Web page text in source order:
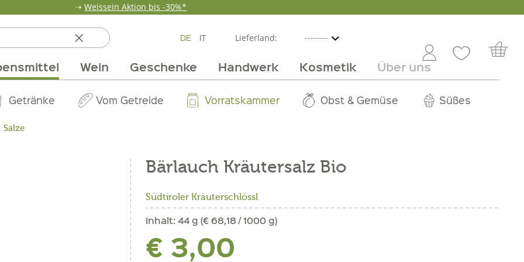
➝Weissein Aktion bis -30%*
DE IT Lieferland:
Wein Geschenke Handwerk Kosmetik Über uns
Erdbeerzeit Wandern
Getränke Vom Getreide Vorratskammer Obst & Gemüse Süßes
Anlass Weinpakete Weine im Angebot
Verpackungen
& Öle Team Unsere Märkte Pur Exclusive Online Großhandel Service Jobs
Salze
Bärlauch Kräutersalz Bio
Südtiroler Kräuterschlössl
Inhalt:44 g (€ 68,18 / 1000 g)
€ 3,00